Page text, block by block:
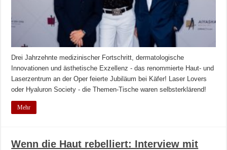
Drei Jahrzehnte medizinischer Fortschritt, dermatologische
Innovationen und ästhetische Exzellenz - das renommierte Haut- und
Laserzentrum an der Oper feierte Jubiläum bei Käfer! Laser Lovers
oder Hyaluron Society - die Themen-Tische waren selbsterklärend!
Mehr
Wenn die Haut rebelliert: Interview mit